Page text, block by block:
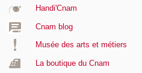
Handi'Cnam
Cnam blog
Musée des arts et métiers
La boutique du Cnam